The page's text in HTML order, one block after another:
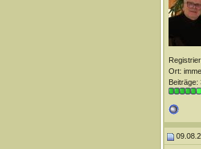
Ort:
Beiträge: